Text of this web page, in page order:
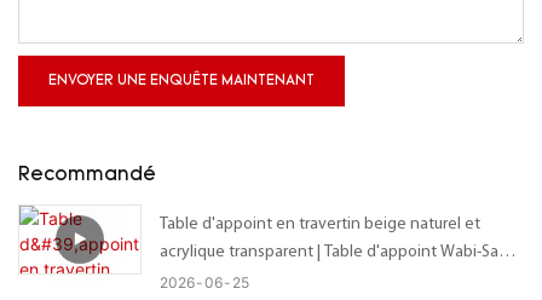
ENVOYER UNE ENQUÊTE MAINTENANT
Recommandé
Table d'appoint en travertin beige naturel et
acrylique transparent | Table d'appoint Wabi-Sabi
sur mesure avec plateau organique irrégulier –
2026 06 25